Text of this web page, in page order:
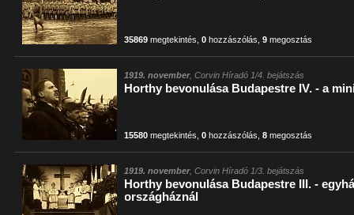
35869 megtekintés ,0 hozzászólás ,9 megosztás
1919. november, Corvin Híradó 1/4. bejátszás
Horthy bevonulása Budapestre IV. - a
15580 megtekintés ,0 hozzászólás ,8 megosztás
1919. november, Corvin Híradó 1/3. bejátszás
Horthy bevonulása Budapestre III. -
országháznál